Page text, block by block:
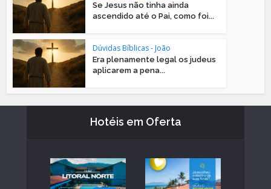
Se Jesus não tinha ainda
ascendido até o Pai, como foi...
Dúvidas Bíblicas - João
Era plenamente legal os judeus
aplicarem a pena...
Hotéis em Oferta